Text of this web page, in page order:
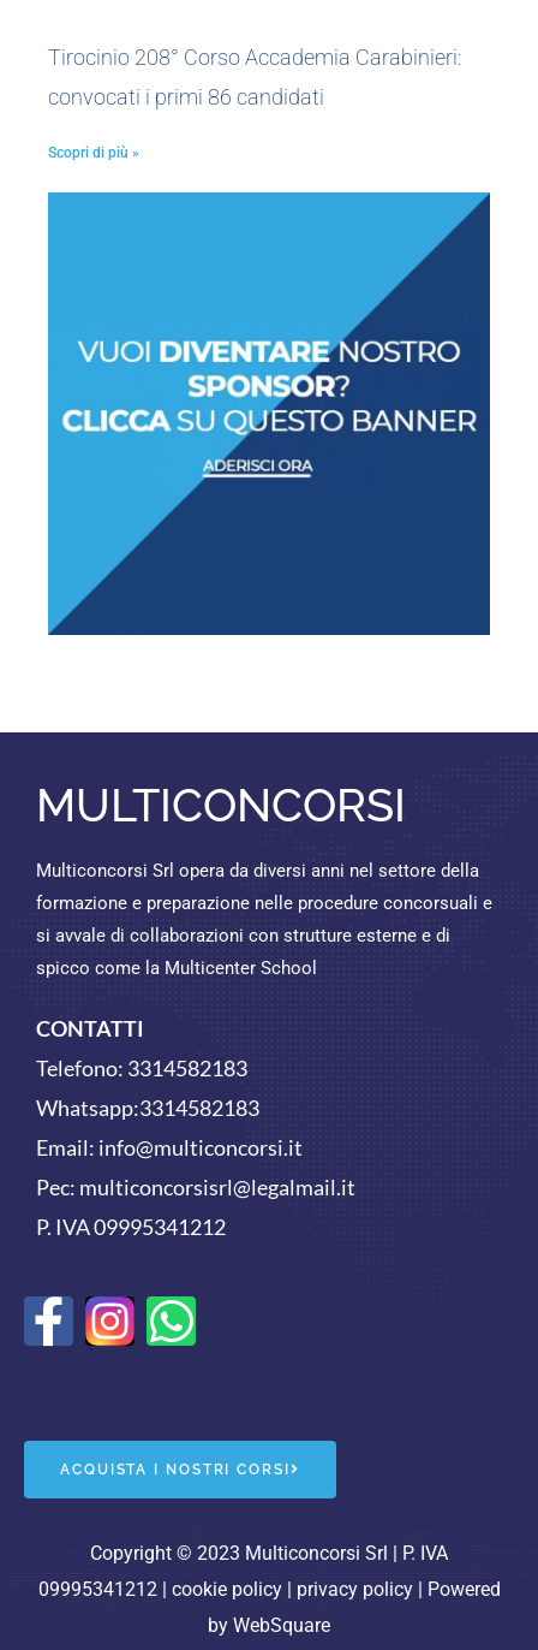
Tirocinio 208° Corso Accademia Carabinieri:
convocati i primi 86 candidati
Scopri di più »
MULTICONCORSI
Multiconcorsi Srl opera da diversi anni nel settore della
formazione e preparazione nelle procedure concorsuali e
si avvale di collaborazioni con strutture esterne e di
spicco come la Multicenter School
CONTATTI
Telefono: 3314582183
Whatsapp:3314582183
Email: info@multiconcorsi.it
Pec: multiconcorsisrl@legalmail.it
P. IVA 09995341212
F
e
b
o
o
W
t
s
a
p
ACQUISTA I NOSTRI CORSI
Copyright © 2023 Multiconcorsi Srl | P. IVA
09995341212 | cookie policy| privacy policy| Powered
by WebSquare